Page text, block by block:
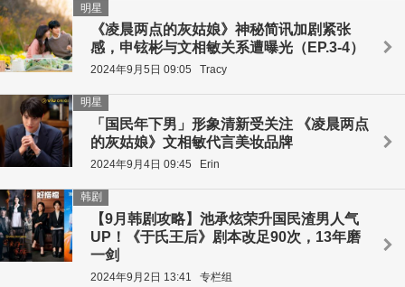
《凌晨两点的灰姑娘》神秘简讯加剧紧张
感，申铉彬与文相敏关系遭曝光（EP.3-4）
明星
2024年9月5日 09:05 Tracy
「国民年下男」形象清新受关注 《凌晨两点
的灰姑娘》文相敏代言美妆品牌
明星
2024年9月4日 09:45 Erin
【9月韩剧攻略】池承炫荣升国民渣男人气
UP！《于氏王后》剧本改足90次，13年磨
一剑
韩剧
2024年9月2日 13:41 专栏组